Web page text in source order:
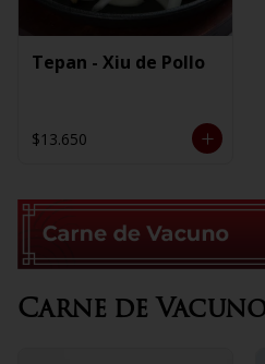
Tepan - Xiu de Pollo
$13.650
Carne de Vacuno